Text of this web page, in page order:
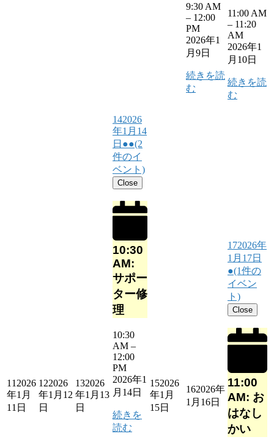
9:30 AM
– 12:00
PM
2026年1
月9日
続きを読
む
11:00 AM
– 11:20
AM
2026年1
月10日
続きを読
む
11 2026
年1月
11日
122026
年1月12
日
132026
年1月13
日
142026
年1月14
日 ●●(2
件のイ
ベント)
Close
10:30
AM:
サポー
ター修
理
10:30
AM –
12:00
PM
2026年1
月14日
続きを
読む
152026
年1月
15日
162026年
1月16日
172026年
1月17日
●(1件の
イベン
ト)
Close
11:00
AM: お
はなし
かい